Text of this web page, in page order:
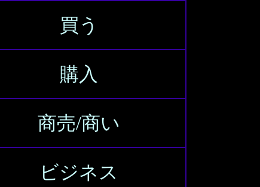
買う
購入
商売/商い
ビジネス